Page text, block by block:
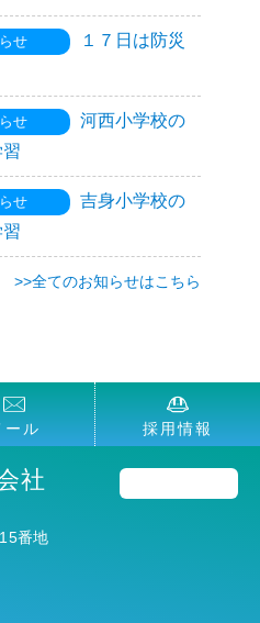
せ
１７日は防災
せ
河西小学校の
せ
吉身小学校の
>>全てのお知らせはこちら
ール 採用情報
社
番地